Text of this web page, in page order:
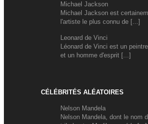
Michael Jackson
Michael Jackson est
l'artiste le plus connu de [...]
Leonard de Vinci
Léonard de Vinci est un
et un homme d'esprit [...]
CÉLÉBRITÉS ALÉATOIRES
Nelson Mandela
Nelson Mandela, dont le nom